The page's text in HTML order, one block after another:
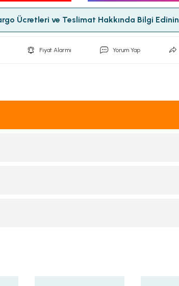
Ücretleri ve Teslimat Hakkında Bilgi Edinin
Fiyat Alarmı Yorum Yap